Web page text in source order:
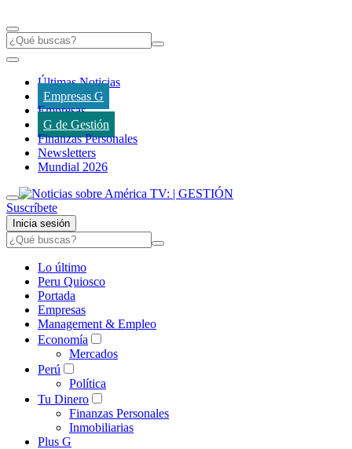
Últimas Noticias
Empresas G
Empresas
G de Gestión
Finanzas Personales
Newsletters
Mundial 2026
Suscríbete
Inicia sesión
Lo último
Peru Quiosco
Portada
Empresas
Management & Empleo
Economía
Mercados
Perú
Política
Tu Dinero
Finanzas Personales
Inmobiliarias
Plus G